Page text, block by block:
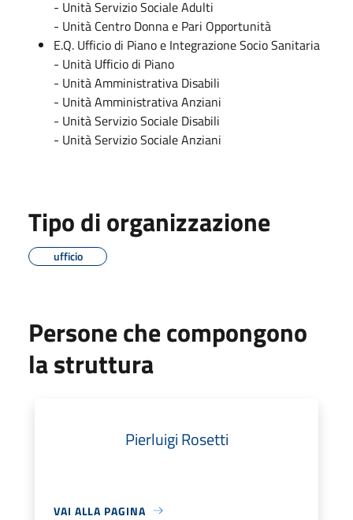
- Unità Servizio Sociale Adulti
- Unità Centro Donna e Pari Opportunità
E.Q. Ufficio di Piano e Integrazione Socio Sanitaria
- Unità Ufficio di Piano
- Unità Amministrativa Disabili
- Unità Amministrativa Anziani
- Unità Servizio Sociale Disabili
- Unità Servizio Sociale Anziani
Tipo di organizzazione
ufficio
Persone che compongono
la struttura
Pierluigi Rosetti
VAI ALLA PAGINA